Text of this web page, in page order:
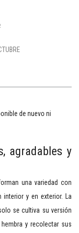
de nuevo ni
agradables y
una variedad con
interior y en exterior. La
se cultiva su versión
y recolectar sus